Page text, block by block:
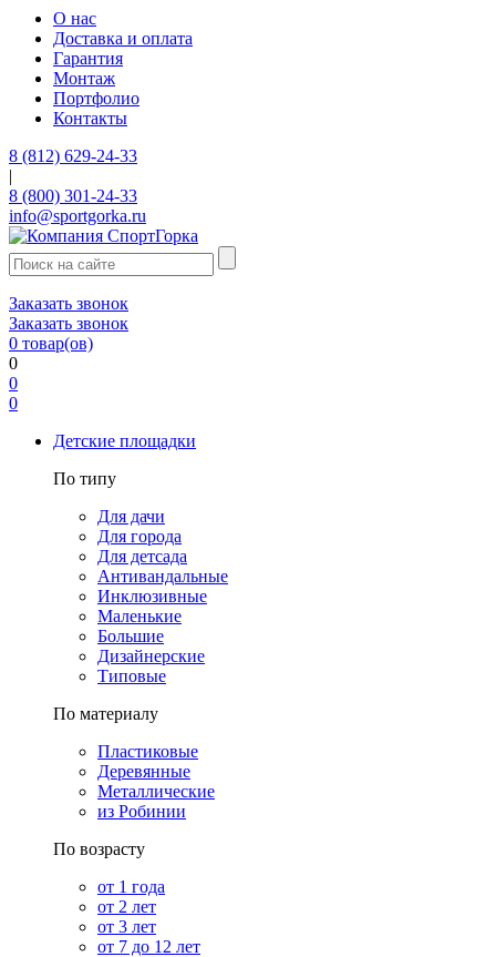
О нас
Доставка и оплата
Гарантия
Монтаж
Портфолио
Контакты
8 (812) 629-24-33
|
8 (800) 301-24-33
info@sportgorka.ru
Заказать звонок
Заказать звонок
0 товар(ов)
0
0
0
Детские площадки
По типу
Для дачи
Для города
Для детсада
Антивандальные
Инклюзивные
Маленькие
Большие
Дизайнерские
Типовые
По материалу
Пластиковые
Деревянные
Металлические
из Робинии
По возрасту
от 1 года
от 2 лет
от 3 лет
от 7 до 12 лет